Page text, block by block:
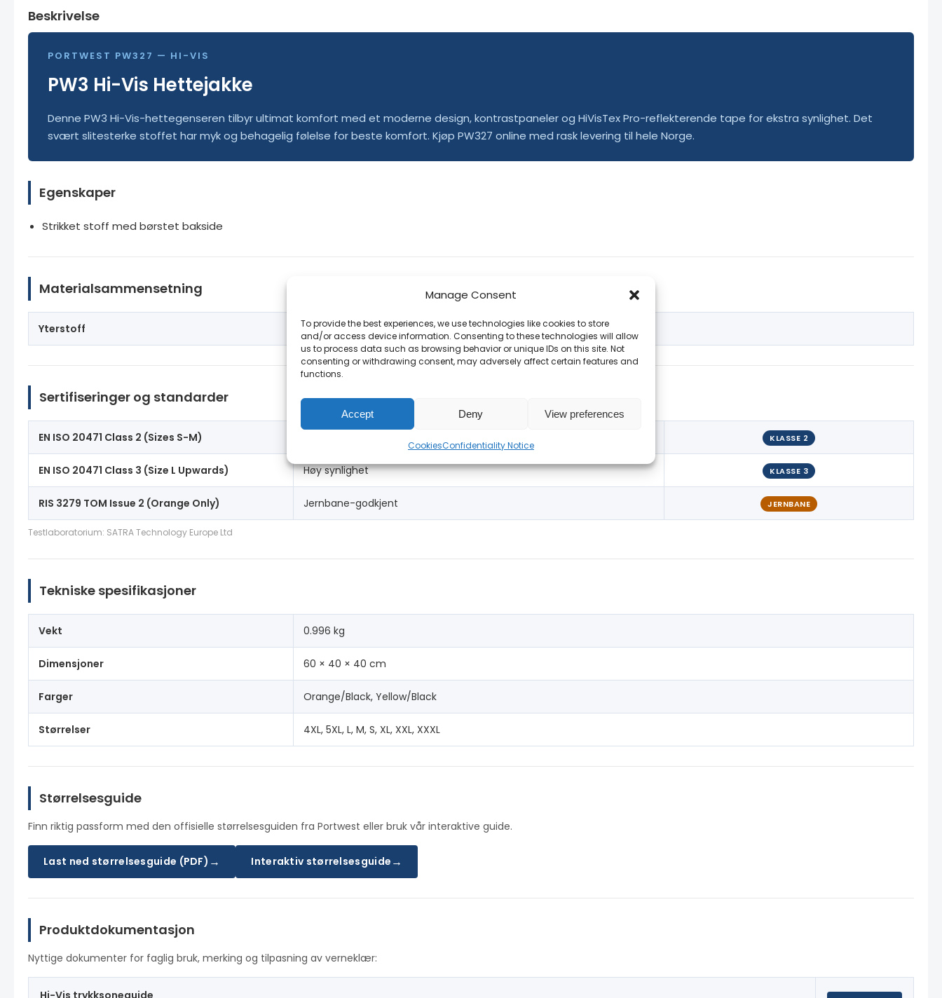
Manage Consent
To provide the best experiences, we use technologies like cookies to store
and/or access device information. Consenting to these technologies will allow
us to process data such as browsing behavior or unique IDs on this site. Not
consenting or withdrawing consent, may adversely affect certain features and
functions.
Accept Deny View preferences
CookiesConfidentiality Notice
Beskrivelse
PORTWEST PW327 — HI-VIS
PW3 Hi-Vis Hettejakke
Denne PW3 Hi-Vis-hettegenseren tilbyr ultimat komfort med et moderne design, kontrastpaneler og HiVisTex Pro-reflekterende tape for ekstra synlighet. Det
svært slitesterke stoffet har myk og behagelig følelse for beste komfort. Kjøp PW327 online med rask levering til hele Norge.
Egenskaper
Strikket stoff med børstet bakside
Materialsammensetning
Yterstoff 65% Polyester, 35% bomull (300g)
Sertifiseringer og standarder
EN ISO 20471 Class 2 (Sizes S-M) KLASSE 2
EN ISO 20471 Class 3 (Size L Upwards) Høy synlighet KLASSE 3
RIS 3279 TOM Issue 2 (Orange Only) Jernbane-godkjent JERNBANE
Testlaboratorium: SATRA Technology Europe Ltd
Tekniske spesifikasjoner
Vekt 0.996 kg
Dimensjoner 60 × 40 × 40 cm
Farger Orange/Black, Yellow/Black
Størrelser 4XL, 5XL, L, M, S, XL, XXL, XXXL
Størrelsesguide
Finn riktig passform med den offisielle størrelsesguiden fra Portwest eller bruk vår interaktive guide.
Last ned størrelsesguide (PDF) → Interaktiv størrelsesguide →
Produktdokumentasjon
Nyttige dokumenter for faglig bruk, merking og tilpasning av verneklær:
Hi-Vis trykksoneguide